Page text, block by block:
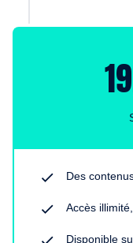
Des
Accès
Disponible